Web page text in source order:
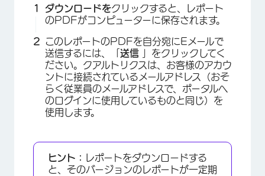
ダウンロードをクリックすると、レポート
のPDFがコンピューターに保存されます。
このレポートのPDFを自分宛にEメールで
送信するには、「 送信
」をクリックしてく
ださい。クアルトリクスは、お客様のアカウ
ントに接続されているメールアドレス（おそ
らく従業員のメールアドレスで、ポータルへ
のログインに使用しているものと同じ）を
使用します。
ヒント：
レポートをダウンロードする
と、そのバージョンのレポートが一定期